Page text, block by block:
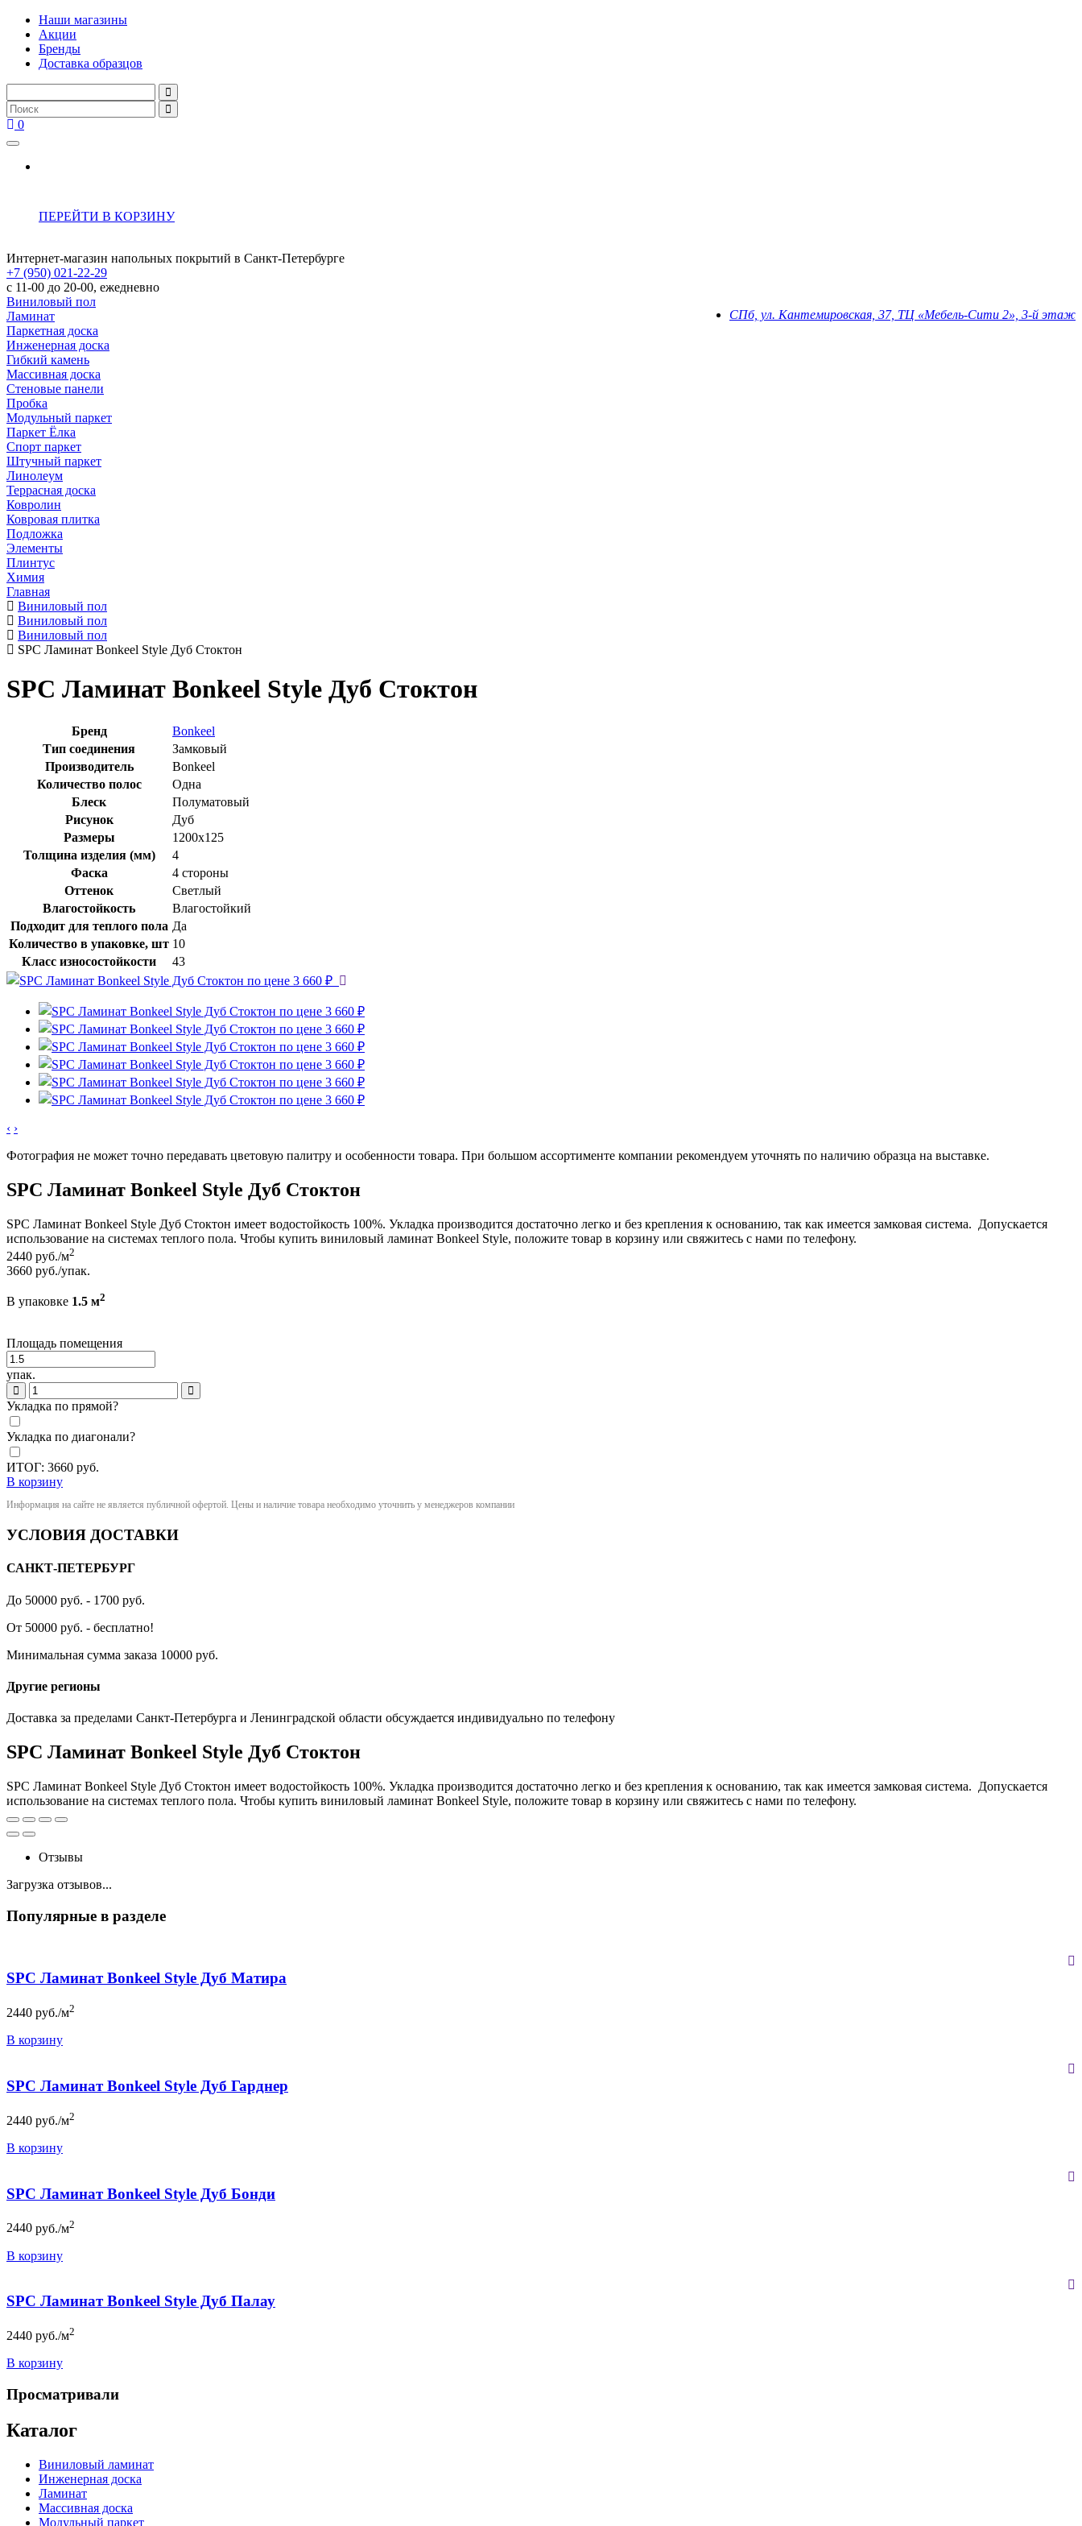
Наши магазины
Акции
Бренды
Доставка образцов
0
ПЕРЕЙТИ В КОРЗИНУ
Интернет-магазин напольных покрытий в Санкт-Петербурге
+7 (950) 021-22-29
с 11-00 до 20-00, ежедневно
СПб, ул. Кантемировская, 37, ТЦ «Мебель-Сити 2», 3-й этаж
Виниловый пол
Ламинат
Паркетная доска
Инженерная доска
Гибкий камень
Массивная доска
Стеновые панели
Пробка
Модульный паркет
Паркет Ёлка
Спорт паркет
Штучный паркет
Линолеум
Террасная доска
Ковролин
Ковровая плитка
Подложка
Элементы
Плинтус
Химия
Главная
Виниловый пол
Виниловый пол
Виниловый пол
SPC Ламинат Bonkeel Style Дуб Стоктон
SPC Ламинат Bonkeel Style Дуб Стоктон
Бренд
Bonkeel
Тип соединения
Замковый
Производитель
Bonkeel
Количество полос
Одна
Блеск
Полуматовый
Рисунок
Дуб
Размеры
1200х125
Толщина изделия (мм)
4
Фаска
4 стороны
Оттенок
Светлый
Влагостойкость
Влагостойкий
Подходит для теплого пола Да
Количество в упаковке, шт 10
Класс износостойкости
43
‹ ›
Фотография не может точно передавать цветовую палитру и особенности товара. При большом ассортименте компании рекомендуем уточнять по наличию образца на выставке.
SPC Ламинат Bonkeel Style Дуб Стоктон
SPC Ламинат Bonkeel Style Дуб Стоктон имеет водостойкость 100%. Укладка производится достаточно легко и без крепления к основанию, так как имеется замковая система. Допускается
использование на системах теплого пола. Чтобы купить виниловый ламинат Bonkeel Style, положите товар в корзину или свяжитесь с нами по телефону.
2440 руб./м2
3660 руб./упак.
В упаковке 1.5 м2
Площадь помещения
упак.
Укладка по прямой?
Укладка по диагонали?
ИТОГ: 3660 руб.
В корзину
Информация на сайте не является публичной офертой. Цены и наличие товара необходимо уточнить у менеджеров компании
УСЛОВИЯ ДОСТАВКИ
САНКТ-ПЕТЕРБУРГ
До 50000 руб. - 1700 руб.
От 50000 руб. - бесплатно!
Минимальная сумма заказа 10000 руб.
Другие регионы
Доставка за пределами Санкт-Петербурга и Ленинградской области обсуждается индивидуально по телефону
SPC Ламинат Bonkeel Style Дуб Стоктон
SPC Ламинат Bonkeel Style Дуб Стоктон имеет водостойкость 100%. Укладка производится достаточно легко и без крепления к основанию, так как имеется замковая система. Допускается
использование на системах теплого пола. Чтобы купить виниловый ламинат Bonkeel Style, положите товар в корзину или свяжитесь с нами по телефону.
Отзывы
Загрузка отзывов...
Популярные в разделе
SPC Ламинат Bonkeel Style Дуб Матира
2440 руб./м2
В корзину
SPC Ламинат Bonkeel Style Дуб Гарднер
2440 руб./м2
В корзину
SPC Ламинат Bonkeel Style Дуб Бонди
2440 руб./м2
В корзину
SPC Ламинат Bonkeel Style Дуб Палау
2440 руб./м2
В корзину
Просматривали
Каталог
Виниловый ламинат
Инженерная доска
Ламинат
Массивная доска
Модульный паркет